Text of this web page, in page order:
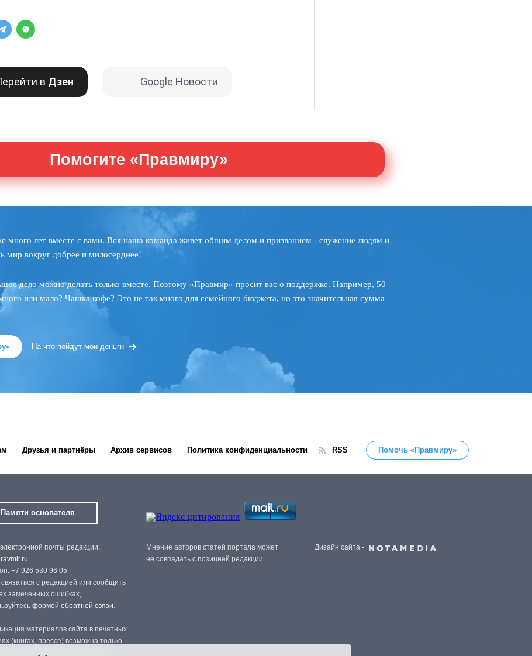
в Дзен Google Новости
Помогите «Правмиру»
много лет вместе с вами. Вся наша команда живет общим делом и призванием - служение людям и
мир вокруг добрее и милосерднее!
дело можно делать только вместе. Поэтому «Правмир» просит вас о поддержке. Например, 50
или мало? Чашка кофе? Это не так много для семейного бюджета, но это значительная сумма
На что пойдут мои деньги
Друзья и партнёры Архив сервисов Политика конфиденциальности RSS Помочь «Правмиру»
Памяти основателя
почты редакции:
+7 926 530 96 05
с редакцией или сообщить
замеченных ошибках,
формой обратной связи.
материалов сайта в печатных
(книгах, прессе) возможна только
Мнение авторов статей портала может
не совпадать с позицией редакции.
Дизайн сайта -